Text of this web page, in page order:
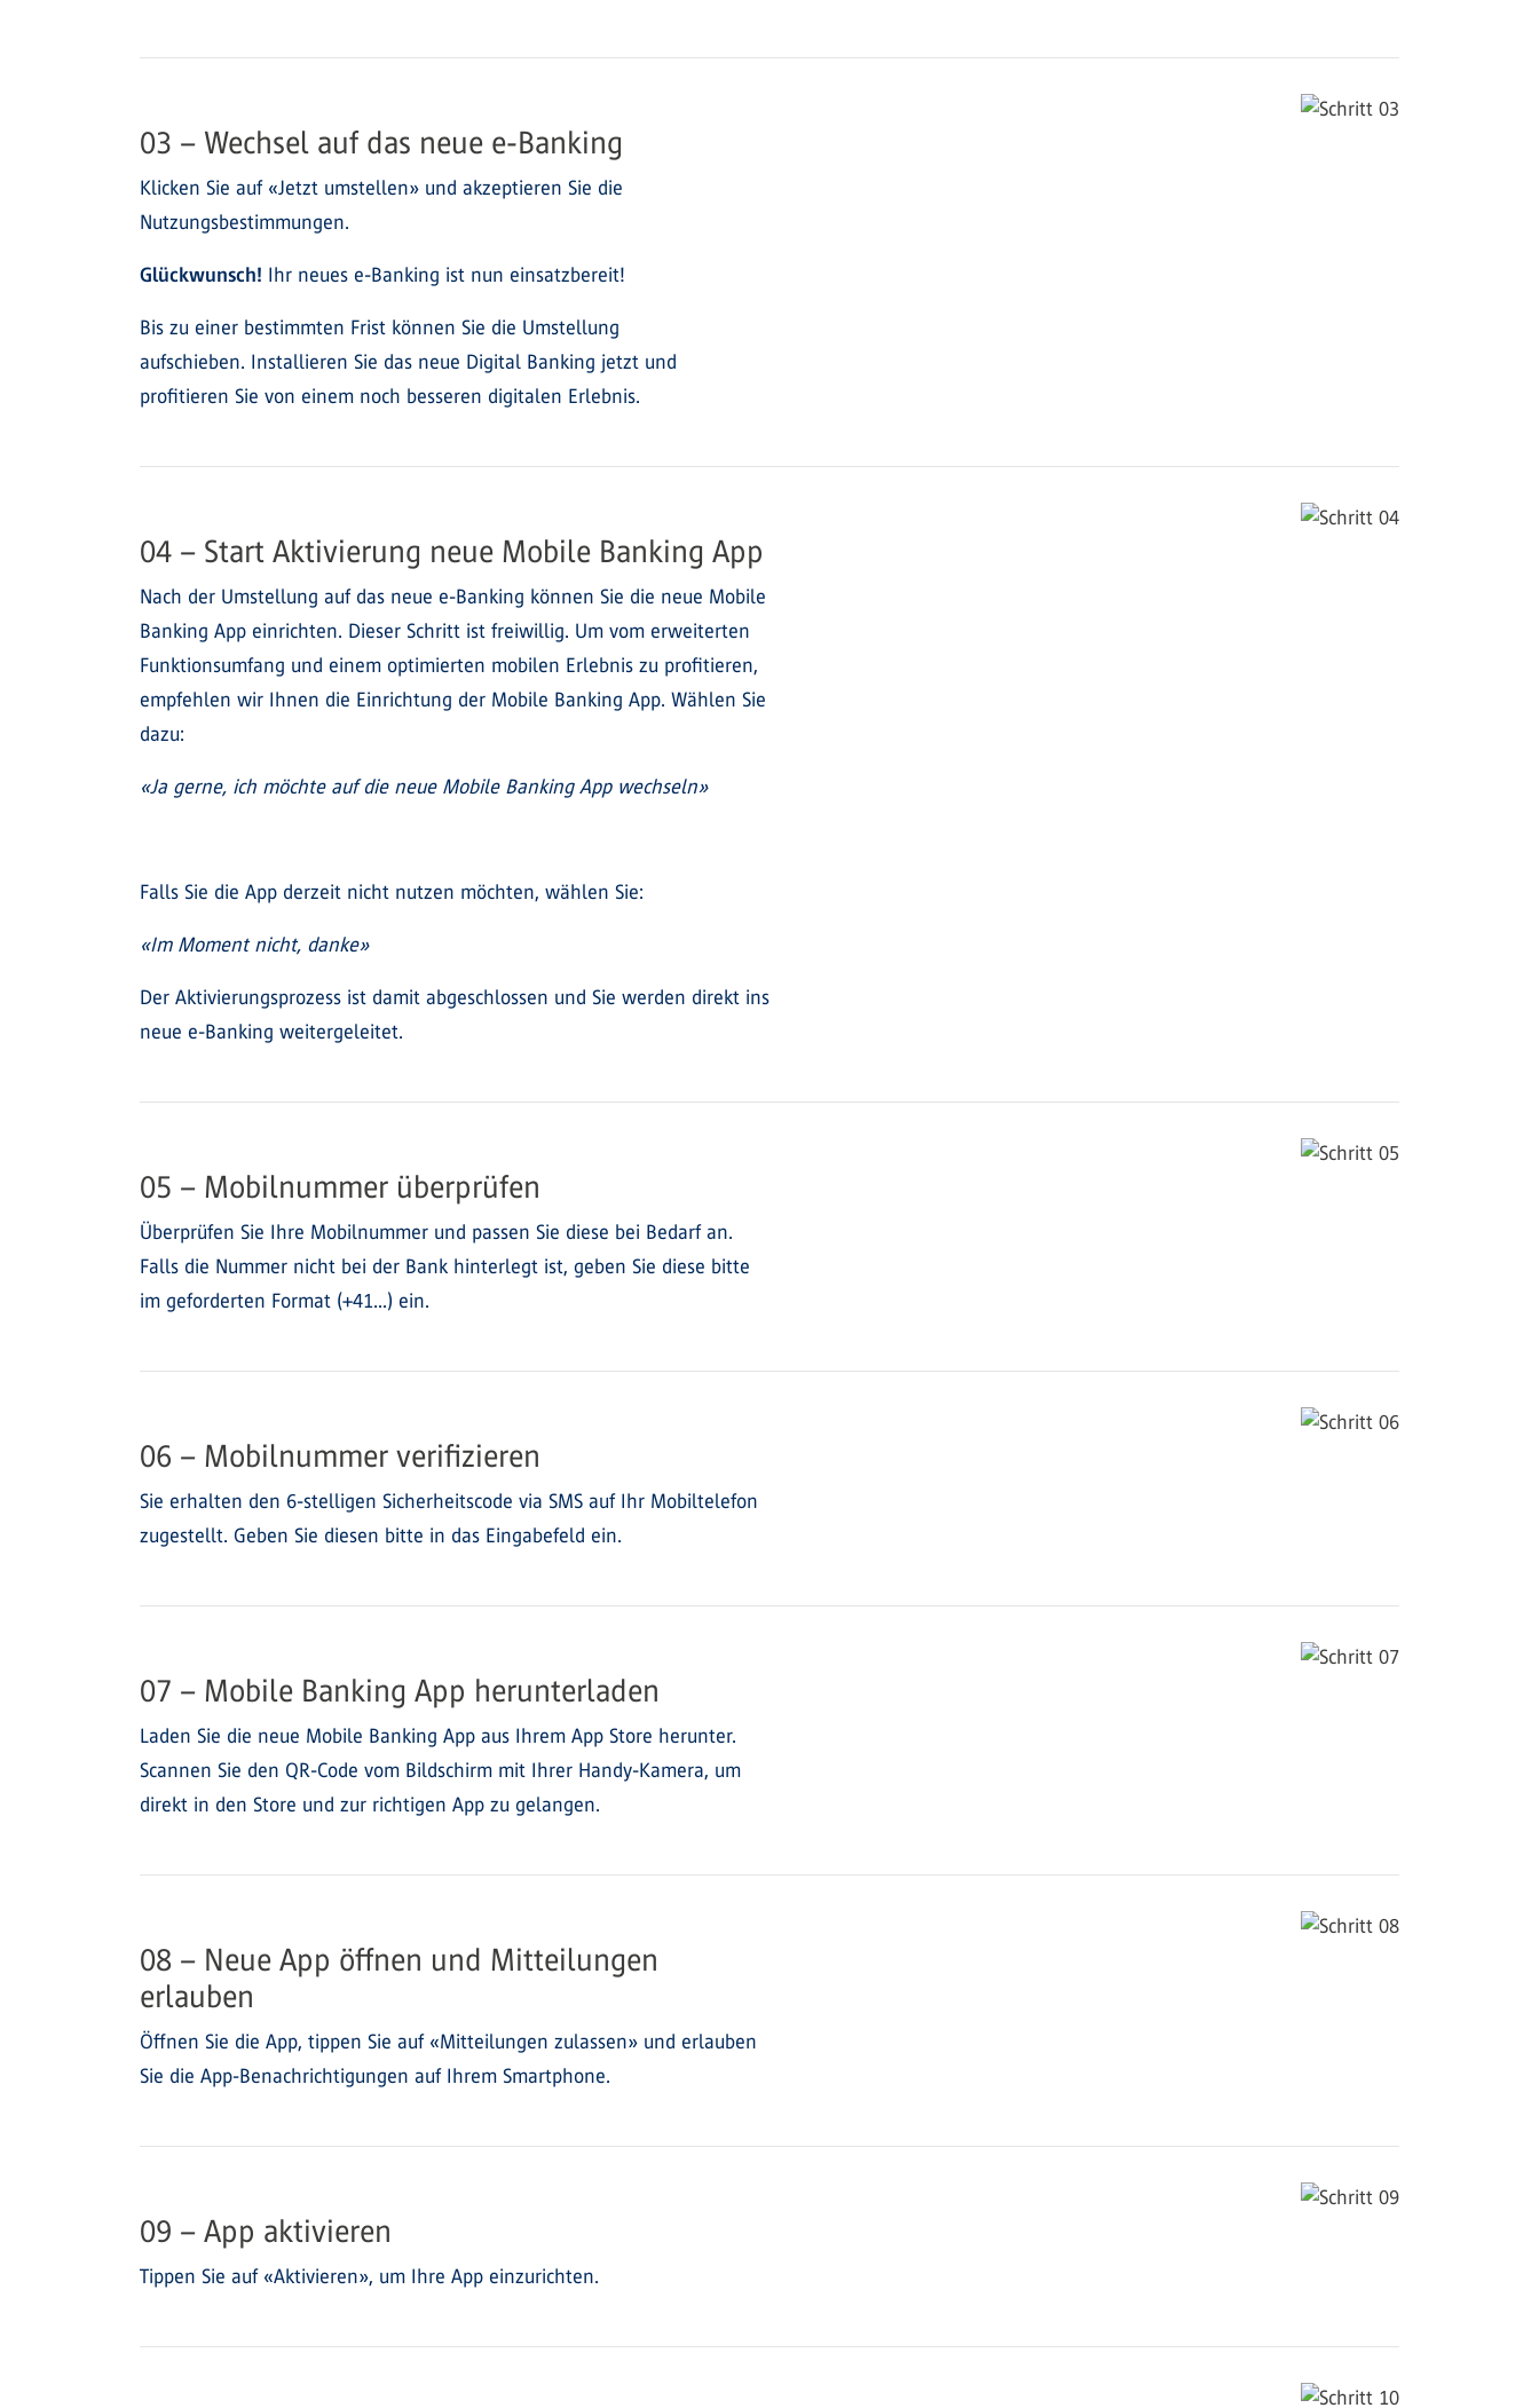
03 – Wechsel auf das neue e-Banking
Klicken Sie auf «Jetzt umstellen» und akzeptieren Sie die
Nutzungsbestimmungen.
Glückwunsch! Ihr neues e-Banking ist nun einsatzbereit!
Bis zu einer bestimmten Frist können Sie die Umstellung
aufschieben. Installieren Sie das neue Digital Banking jetzt und
profitieren Sie von einem noch besseren digitalen Erlebnis.
04 – Start Aktivierung neue Mobile Banking App
Nach der Umstellung auf das neue e-Banking können Sie die neue Mobile
Banking App einrichten. Dieser Schritt ist freiwillig. Um vom erweiterten
Funktionsumfang und einem optimierten mobilen Erlebnis zu profitieren,
empfehlen wir Ihnen die Einrichtung der Mobile Banking App. Wählen Sie
dazu:
«Ja gerne, ich möchte auf die neue Mobile Banking App wechseln»
Falls Sie die App derzeit nicht nutzen möchten, wählen Sie:
«Im Moment nicht, danke»
Der Aktivierungsprozess ist damit abgeschlossen und Sie werden direkt ins
neue e-Banking weitergeleitet.
05 – Mobilnummer überprüfen
Überprüfen Sie Ihre Mobilnummer und passen Sie diese bei Bedarf an.
Falls die Nummer nicht bei der Bank hinterlegt ist, geben Sie diese bitte
im geforderten Format (+41…) ein.
06 – Mobilnummer verifizieren
Sie erhalten den 6-stelligen Sicherheitscode via SMS auf Ihr Mobiltelefon
zugestellt. Geben Sie diesen bitte in das Eingabefeld ein.
07 – Mobile Banking App herunterladen
Laden Sie die neue Mobile Banking App aus Ihrem App Store herunter.
Scannen Sie den QR-Code vom Bildschirm mit Ihrer Handy-Kamera, um
direkt in den Store und zur richtigen App zu gelangen.
08 – Neue App öffnen und Mitteilungen
erlauben
Öffnen Sie die App, tippen Sie auf «Mitteilungen zulassen» und erlauben
Sie die App-Benachrichtigungen auf Ihrem Smartphone.
09 – App aktivieren
Tippen Sie auf «Aktivieren», um Ihre App einzurichten.